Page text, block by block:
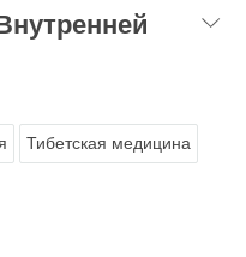
Тибетская медицина